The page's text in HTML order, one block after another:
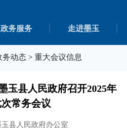
政务服务 走进墨玉
务动态 > 重大会议信息
玉县人民政府召开2025年
常务会议
县人民政府办公室